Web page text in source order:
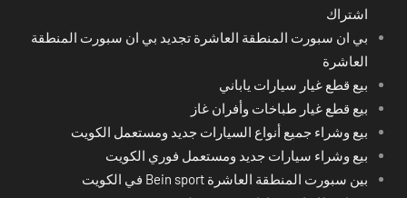
اشتراك
بي ان سبورت المنطقة العاشرة تجديد بي ان سبورت المنطقة
العاشرة
بيع قطع غيار سيارات ياباني
بيع قطع غيار طباخات وأفران غاز
بيع وشراء جميع أنواع السيارات جديد ومستعمل الكويت
بيع وشراء سيارات جديد ومستعمل فوري الكويت
بين سبورت المنطقة العاشرة Bein sport في الكويت